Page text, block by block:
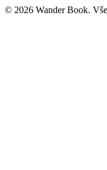
© 2026 Wander Book.